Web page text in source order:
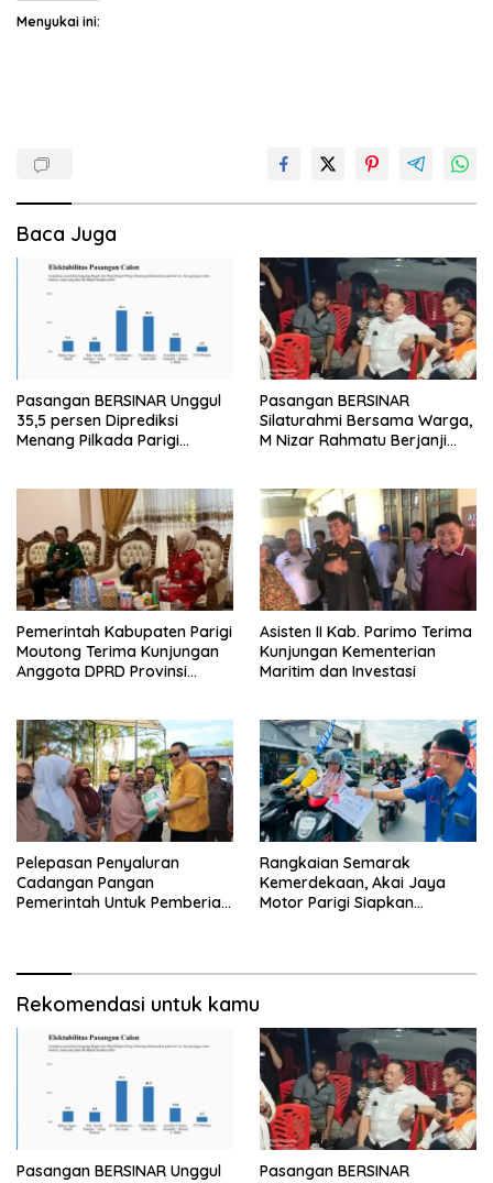
Menyukai ini:
Baca Juga
Pasangan BERSINAR Unggul
35,5 persen Diprediksi
Menang Pilkada Parigi
Pasangan BERSINAR
Silaturahmi Bersama Warga,
M Nizar Rahmatu Berjanji
Pemerintah Kabupaten Parigi
Moutong Terima Kunjungan
Anggota DPRD Provinsi
Asisten II Kab. Parimo Terima
Kunjungan Kementerian
Maritim dan Investasi
Pelepasan Penyaluran
Cadangan Pangan
Pemerintah Untuk Pemberian
Rangkaian Semarak
Kemerdekaan, Akai Jaya
Motor Parigi Siapkan
Rekomendasi untuk kamu
Pasangan BERSINAR Unggul
Pasangan BERSINAR